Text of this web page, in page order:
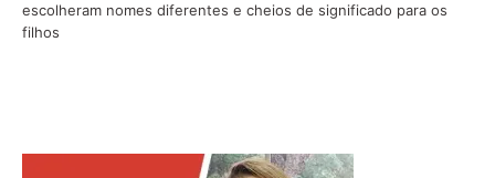
escolheram nomes diferentes e cheios de significado para os
filhos